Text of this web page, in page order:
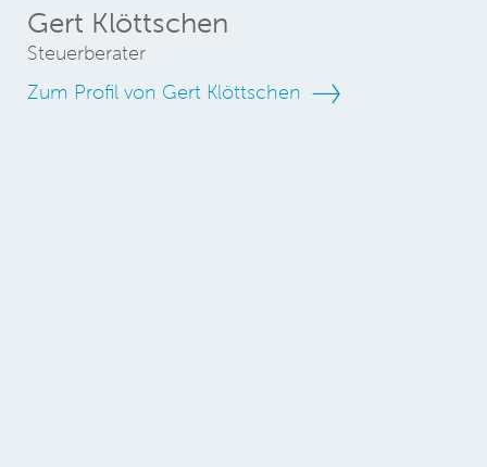
Gert Klöttschen
Steuerberater
Zum Profil von Gert Klöttschen